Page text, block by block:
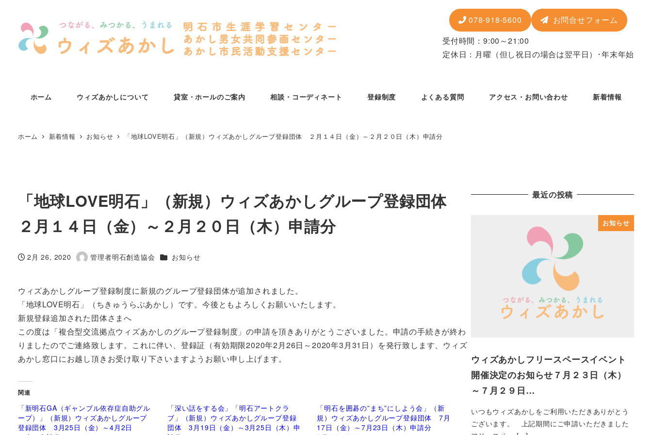
078-918-5600
お問合せフォーム
受付時間：9:00～21:00
定休日：月曜 （但し祝日の場合は翌平日） ･年末年始
ホーム ウィズあかしについて 貸室・ホールのご案内 相談・コーディネート 登録制度 よくある質問 アクセス・お問い合わせ 新着情報
ホーム 新着情報 お知らせ 「地球LOVE明石」（新規）ウィズあかしグループ登録団体 ２月１４日（金）～２月２０日（木）申請分
「地球LOVE明石」（新規）ウィズあかしグループ登録団体
２月１４日（金）～２月２０日（木）申請分
投稿日
2月 26, 2020
著
管理者明石創造協会 カテゴリー
お知らせ
ウィズあかしグループ登録制度に新規のグループ登録団体が追加されました。
「地球LOVE明石」（ちきゅうらぶあかし）です。今後ともよろしくお願いいたします。
新規登録追加された団体さまへ
この度は「複合型交流拠点ウィズあかしのグループ登録制度」の申請を頂きありがとうございました。申請の手続きが終わ
りましたのでご連絡致します。これに伴い、登録証（有効期限2020年2月26日～2020年3月31日）を発行致します、ウィズ
あかし窓口にお越し頂きお受け取り下さいますようお願い申し上げます。
関連
「新明石GA（ギャンブル依存症自助グル
ープ）」（新規）ウィズあかしグループ
登録団体 3月25日（金）～4月2日
「深い話をする会」「明石アートクラ
ブ」（新規）ウィズあかしグループ登録
団体 3月19日（金）～3月25日（木）申
「明石を囲碁の”まち”にしよう会」（新
規）ウィズあかしグループ登録団体 7月
17日（金）～7月23日（木）申請分
最近の投稿
お知らせ
ウィズあかしフリースペースイベント
開催決定のお知らせ７月２３日（木）
～７月２９日…
いつもウィズあかしをご利用いただきありがとう
ございます。 上記期間にご申請いただきました